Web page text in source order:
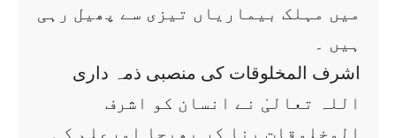
میں مہلک بیماریاں تیزی سے پھیل رہی
ہیں ۔
اشرف المخلوقات کی منصبی ذمہ داری
اللہ تعالیٰ نے انسان کو اشرف
المخلوقات بنا کر بھیجا اورعلم کی